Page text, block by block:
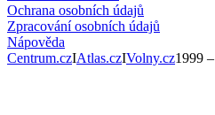
Ochrana osobních údajů
Zpracování osobních údajů
Nápověda
Centrum.czIAtlas.czIVolny.cz1999 –